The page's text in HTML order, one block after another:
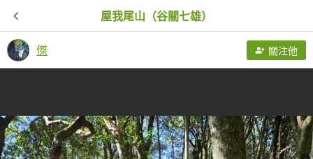
屋我尾山（谷關七雄）
傑 關注他